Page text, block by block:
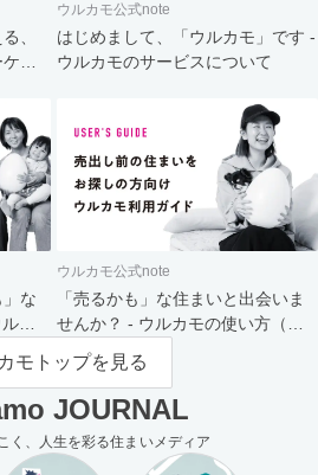
、
ッ
ウルカモ公式note
はじめまして、「ウルカモ」です -
ウルカモのサービスについて
な
カ
ウルカモ公式note
「売るかも」な住まいと出会いま
せんか？ - ウルカモの使い方（買
主さま向け）
モトップを見る
JOURNAL
く、人生を彩る住まいメディア